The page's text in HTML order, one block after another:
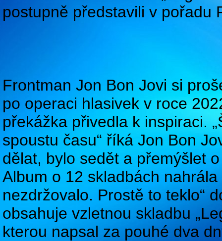
postupně představili v pořadu
Frontman Jon Bon Jovi si
po operaci hlasivek v roce
překážka přivedla k inspiraci.
spoustu času“ říká Jon Bon
dělat, bylo sedět a přemýšlet
Album o 12 skladbách
nezdržovalo. Prostě to teklo“
obsahuje vzletnou skladbu
kterou napsal za pouhé dva